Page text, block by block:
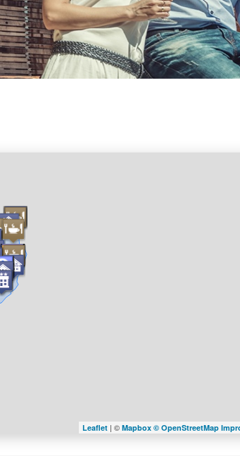
Leaflet | © Mapbox © OpenStreetMap